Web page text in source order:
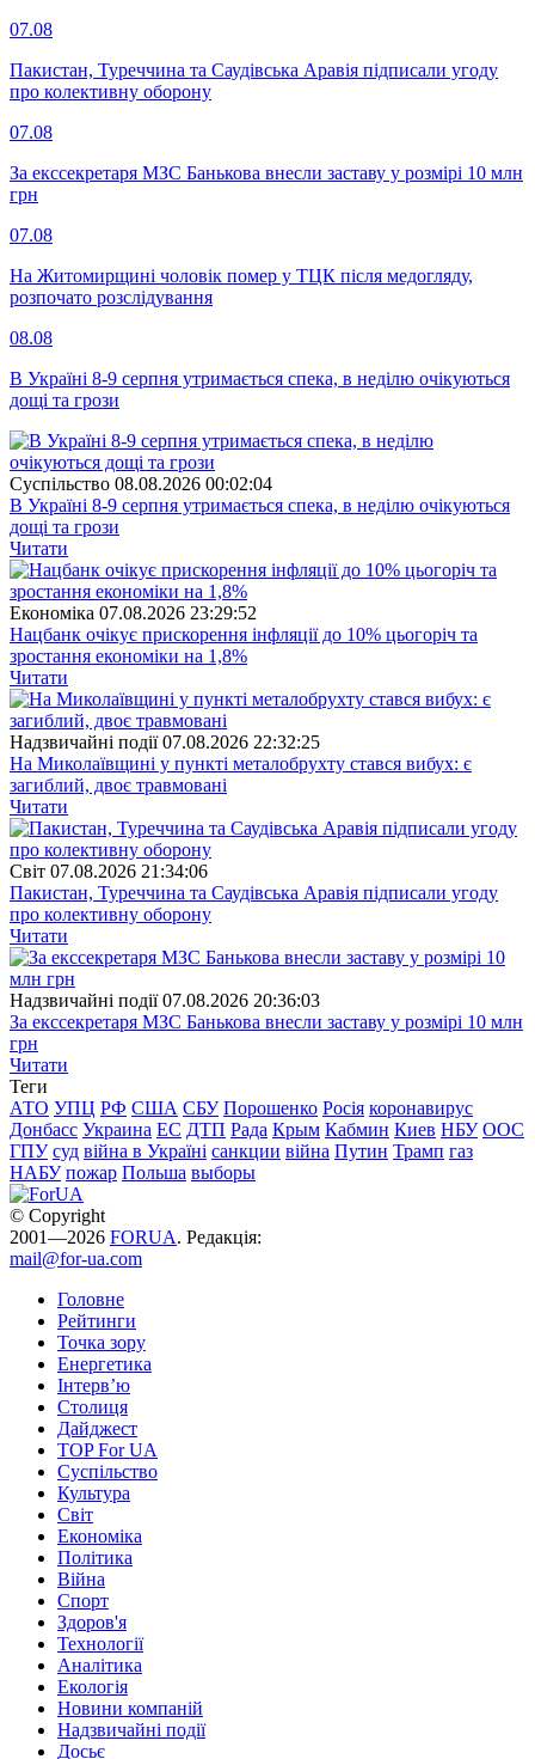
07.08
Пакистан, Туреччина та Саудівська Аравія підписали угоду
про колективну оборону
07.08
За екссекретаря МЗС Банькова внесли заставу у розмірі 10 млн
грн
07.08
На Житомирщині чоловік помер у ТЦК після медогляду,
розпочато розслідування
08.08
В Україні 8-9 серпня утримається спека, в неділю очікуються
дощі та грози
Суспiльство 08.08.2026 00:02:04
В Україні 8-9 серпня утримається спека, в неділю очікуються
дощі та грози
Читати
Економіка 07.08.2026 23:29:52
Нацбанк очікує прискорення інфляції до 10% цьогоріч та
зростання економіки на 1,8%
Читати
Надзвичайні події 07.08.2026 22:32:25
На Миколаївщині у пункті металобрухту стався вибух: є
загиблий, двоє травмовані
Читати
Свiт 07.08.2026 21:34:06
Пакистан, Туреччина та Саудівська Аравія підписали угоду
про колективну оборону
Читати
Надзвичайні події 07.08.2026 20:36:03
За екссекретаря МЗС Банькова внесли заставу у розмірі 10 млн
грн
Читати
Теги
АТО УПЦ РФ США СБУ Порошенко Росія коронавирус
Донбасс Украина ЕС ДТП Рада Крым Кабмин Киев НБУ ООС
ГПУ суд війна в Україні санкции війна Путин Трамп газ
НАБУ пожар Польша выборы
© Copyright
2001—2026 FORUA. Редакція:
mail@for-ua.com
Головне
Рейтинги
Точка зору
Енергетика
Інтерв’ю
Столиця
Дайджест
TOP For UA
Суспiльство
Культура
Світ
Економіка
Політика
Війна
Спорт
Здоров'я
Технології
Аналітика
Екологія
Новини компаній
Надзвичайні події
Досьє